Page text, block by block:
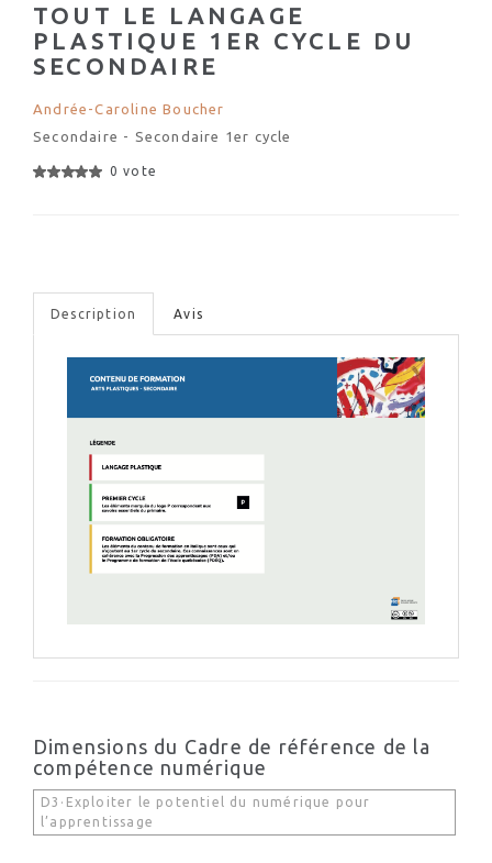
TOUT LE LANGAGE
PLASTIQUE 1ER CYCLE DU
SECONDAIRE
Andrée-Caroline Boucher
Secondaire - Secondaire 1er cycle
0 vote
Description Avis
Dimensions du Cadre de référence de la
compétence numérique
D3·Exploiter le potentiel du numérique pour
l’apprentissage